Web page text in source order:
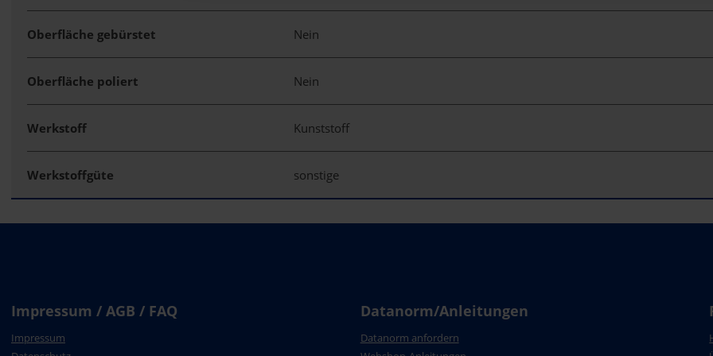
Oberfläche gebürstet Nein
Oberfläche poliert Nein
Werkstoff Kunststoff
Werkstoffgüte sonstige
Impressum / AGB / FAQ
Impressum
Datanorm/Anleitungen
Datanorm anfordern